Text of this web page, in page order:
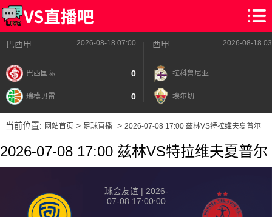
巴西甲 2026-08-18 07:00
巴西国际 0
瑞模贝雷 0
西甲 2026-08-18
拉科鲁尼亚
埃尔切
当前位置: 网站首页> 足球直播> 2026-07-08 17:00 兹林VS特拉维夫夏普尔
2026-07-08 17:00 兹林VS特拉维夫夏普尔
球会友谊 | 2026-
07-08 17:00:00